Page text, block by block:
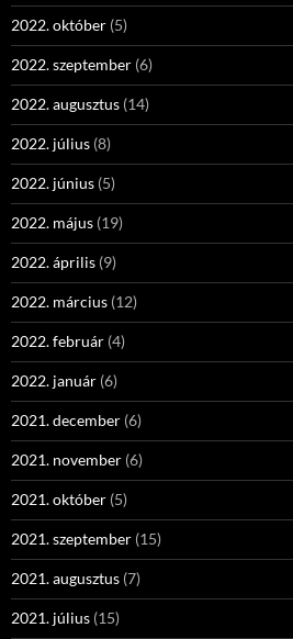
2022. október (5)
2022. szeptember (6)
2022. augusztus (14)
2022. július (8)
2022. június (5)
2022. május (19)
2022. április (9)
2022. március (12)
2022. február (4)
2022. január (6)
2021. december (6)
2021. november (6)
2021. október (5)
2021. szeptember (15)
2021. augusztus (7)
2021. július (15)